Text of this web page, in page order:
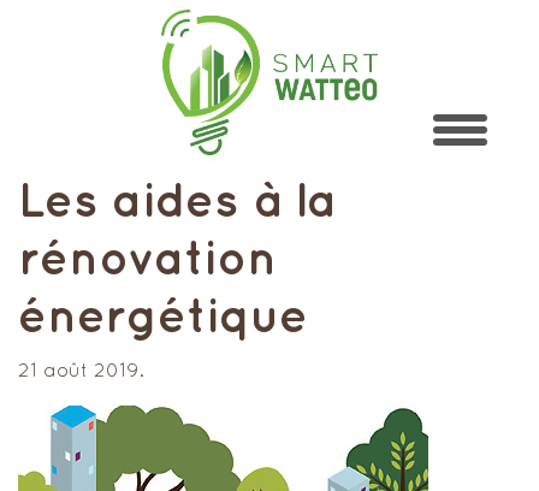
Les aides à la
rénovation
énergétique
21 août 2019.